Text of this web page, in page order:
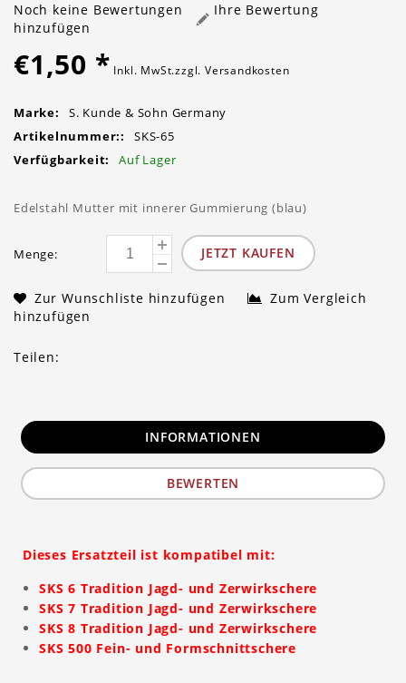
Noch keine Bewertungen
Ihre Bewertung
hinzufügen
€1,50 * Inkl. MwSt.zzgl.Versandkosten
Marke:
S. Kunde & Sohn Germany
Artikelnummer::
SKS-65
Verfügbarkeit:
Auf Lager
Edelstahl Mutter mit innerer Gummierung (blau)
Menge: JETZT KAUFEN
Zur Wunschliste hinzufügen
Zum Vergleich
hinzufügen
Teilen:
INFORMATIONEN
BEWERTEN
Dieses Ersatzteil ist kompatibel mit:
SKS 6 Tradition Jagd- und Zerwirkschere
SKS 7 Tradition Jagd- und Zerwirkschere
SKS 8 Tradition Jagd- und Zerwirkschere
SKS 500 Fein- und Formschnittschere